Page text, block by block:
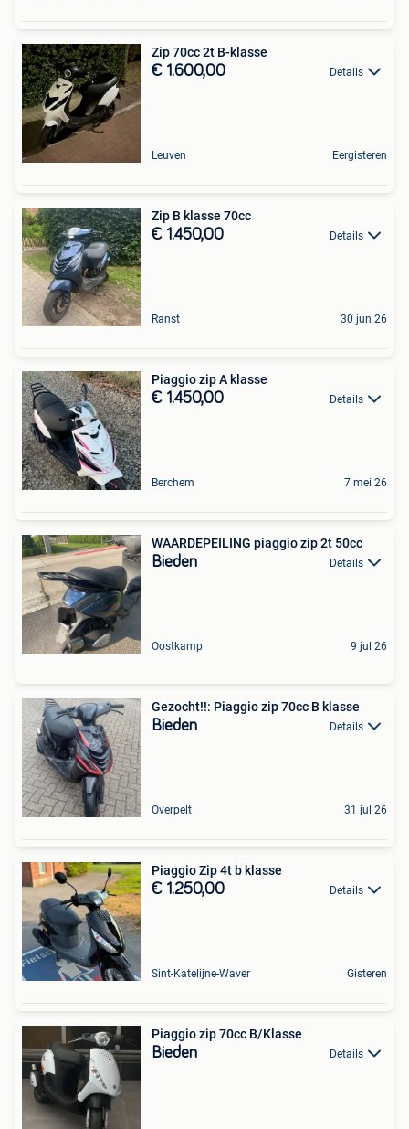
Zip 70cc 2t B-klasse
€ 1.600,00 Details
Leuven Eergisteren
Zip B klasse 70cc
€ 1.450,00 Details
Ranst 30 jun 26
Piaggio zip A klasse
€ 1.450,00 Details
Berchem 7 mei 26
WAARDEPEILING piaggio zip 2t 50cc
Bieden Details
Oostkamp 9 jul 26
Gezocht!!: Piaggio zip 70cc B klasse
Bieden Details
Overpelt 31 jul 26
Piaggio Zip 4t b klasse
€ 1.250,00 Details
Sint-Katelijne-Waver Gisteren
Piaggio zip 70cc B/Klasse
Bieden Details